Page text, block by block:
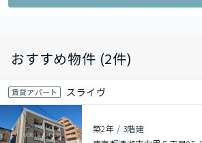
おすすめ物件 (2件)
賃貸アパート スライヴ
築2年 / 3階建